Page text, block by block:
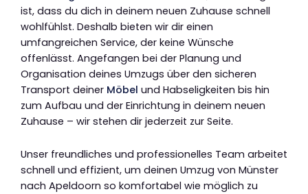
ist, dass du dich in deinem neuen Zuhause schnell
wohlfühlst. Deshalb bieten wir dir einen
umfangreichen Service, der keine Wünsche
offenlässt. Angefangen bei der Planung und
Organisation deines Umzugs über den sicheren
Transport deiner Möbel und Habseligkeiten bis hin
zum Aufbau und der Einrichtung in deinem neuen
Zuhause – wir stehen dir jederzeit zur Seite.
Unser freundliches und professionelles Team arbeitet
schnell und effizient, um deinen Umzug von Münster
nach Apeldoorn so komfortabel wie möglich zu